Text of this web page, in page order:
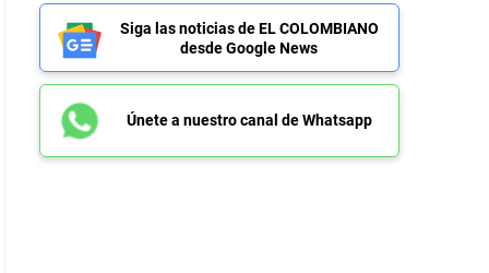
Siga las noticias de EL COLOMBIANO
desde Google News
Únete a nuestro canal de Whatsapp